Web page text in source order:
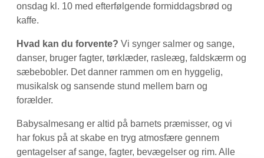
onsdag kl. 10 med efterfølgende formiddagsbrød og
kaffe.
Hvad kan du forvente? Vi synger salmer og sange,
danser, bruger fagter, tørklæder, rasleæg, faldskærm og
sæbebobler. Det danner rammen om en hyggelig,
musikalsk og sansende stund mellem barn og
forælder.
Babysalmesang er altid på barnets præmisser, og vi
har fokus på at skabe en tryg atmosfære gennem
gentagelser af sange, fagter, bevægelser og rim. Alle